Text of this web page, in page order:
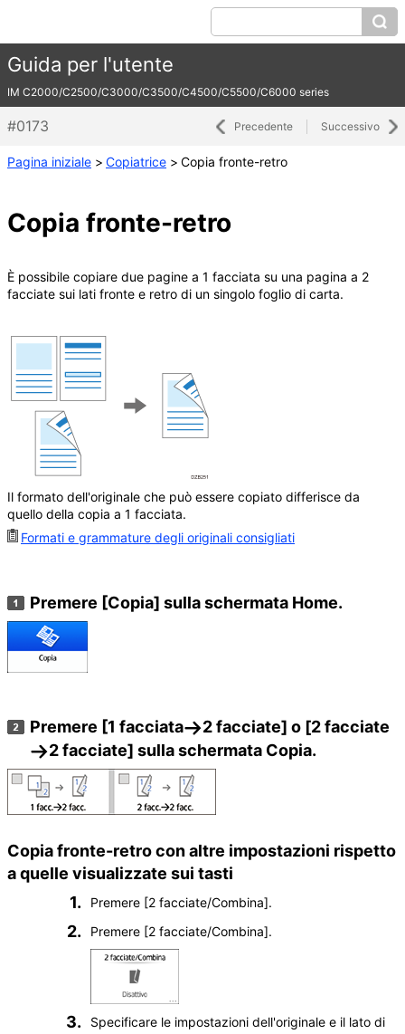
Guida per l'utente
IM C2000/C2500/C3000/C3500/C4500/C5500/C6000 series
#0173 Precedente Successivo
Pagina iniziale > Copiatrice > Copia fronte-retro
Copia fronte-retro
È possibile copiare due pagine a 1 facciata su una pagina a 2
facciate sui lati fronte e retro di un singolo foglio di carta.
Il formato dell'originale che può essere copiato differisce da
quello della copia a 1 facciata.
Formati e grammature degli originali consigliati
Premere [Copia] sulla schermata Home.
Premere [1 facciata
2 facciate] o [2 facciate
2 facciate] sulla schermata Copia.
Copia fronte-retro con altre impostazioni rispetto
a quelle visualizzate sui tasti
Premere [2 facciate/Combina].
Premere [2 facciate/Combina].
Specificare le impostazioni dell'originale e il lato di